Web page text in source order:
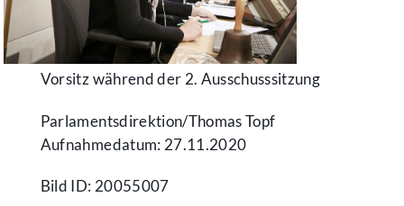
Vorsitz während der 2. Ausschusssitzung
Parlamentsdirektion/​Thomas Topf
Aufnahmedatum: 27.11.2020
Bild ID: 20055007